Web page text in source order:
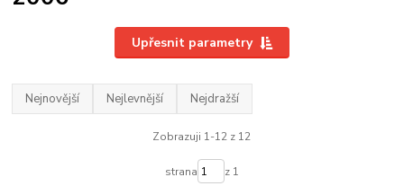
Upřesnit parametry
Nejnovější Nejlevnější Nejdražší
Zobrazuji 1-12 z 12
strana z 1